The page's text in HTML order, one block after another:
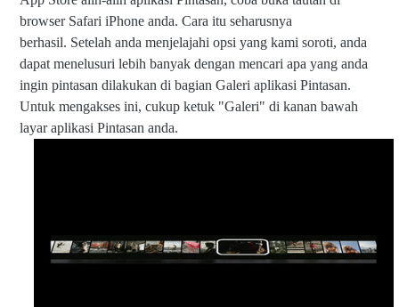
browser Safari iPhone anda. Cara itu seharusnya
berhasil. Setelah anda menjelajahi opsi yang kami soroti, anda
dapat menelusuri lebih banyak dengan mencari apa yang anda
ingin pintasan dilakukan di bagian Galeri aplikasi Pintasan.
Untuk mengakses ini, cukup ketuk "Galeri" di kanan bawah
layar aplikasi Pintasan anda.